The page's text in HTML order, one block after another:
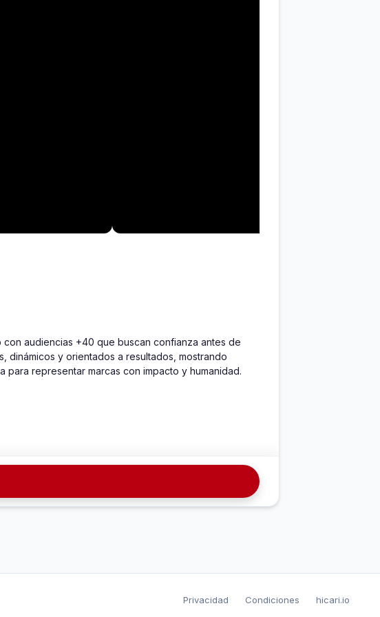
audiencias +40 que buscan confianza antes de
dinámicos y orientados a resultados, mostrando
representar marcas con impacto y humanidad.
Privacidad Condiciones hicari.io